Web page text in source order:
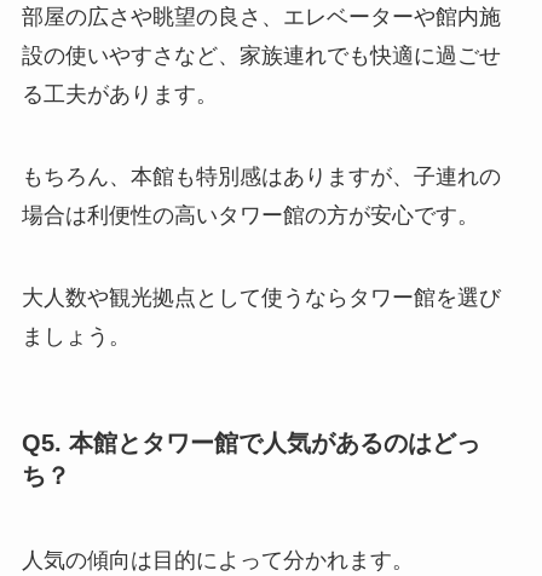
部屋の広さや眺望の良さ、エレベーターや館内施
設の使いやすさなど、家族連れでも快適に過ごせ
る工夫があります。
もちろん、本館も特別感はありますが、子連れの
場合は利便性の高いタワー館の方が安心です。
大人数や観光拠点として使うならタワー館を選び
ましょう。
Q5. 本館とタワー館で人気があるのはどっ
ち？
人気の傾向は目的によって分かれます。